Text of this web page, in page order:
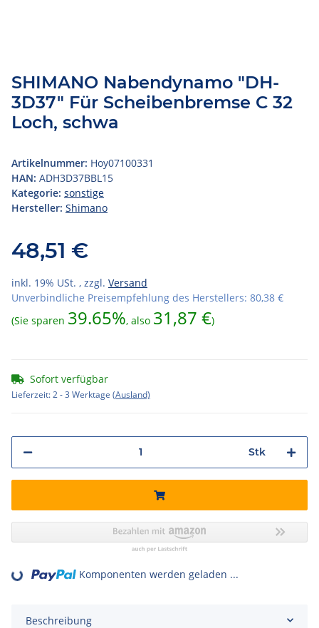
SHIMANO Nabendynamo "DH-
3D37" Für Scheibenbremse C 32
Loch, schwa
Artikelnummer: Hoy07100331
HAN: ADH3D37BBL15
Kategorie: sonstige
Hersteller: Shimano
48,51 €
inkl. 19% USt. , zzgl. Versand
Unverbindliche Preisempfehlung des Herstellers: 80,38 €
(Sie sparen 39.65%, also 31,87 €)
Sofort verfügbar
Lieferzeit:2 - 3 Werktage (Ausland)
Stk
Loading... Komponenten werden geladen ...
Beschreibung